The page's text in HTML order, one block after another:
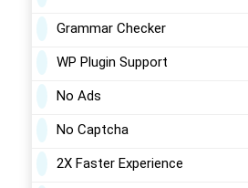
Grammar Checker
WP Plugin Support
No Ads
No Captcha
2X Faster Experience